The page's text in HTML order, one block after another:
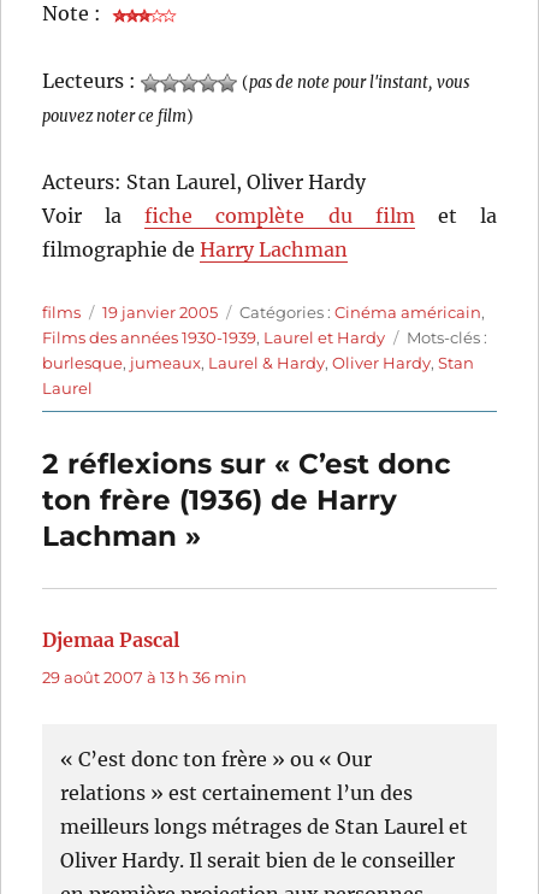
Note :
Lecteurs : (pas de note pour l'instant, vous
pouvez noter ce film)
Acteurs: Stan Laurel, Oliver Hardy
Voir lafiche complète du filmet la
filmographie deHarry Lachman
Auteur
films
Publié
le
19 janvier 2005 Catégories
Catégories :Cinéma américain,
Films des années 1930-1939, Laurel et Hardy Étiquettes
Mots-clés :
burlesque, jumeaux, Laurel & Hardy,Oliver Hardy,Stan
Laurel
2 réflexions sur « C’est donc
ton frère (1936) de Harry
Lachman »
Djemaa Pascal
29 août 2007 à 13 h 36 min
« C’est donc ton frère » ou « Our
relations » est certainement l’un des
meilleurs longs métrages de Stan Laurel et
Oliver Hardy. Il serait bien de le conseiller